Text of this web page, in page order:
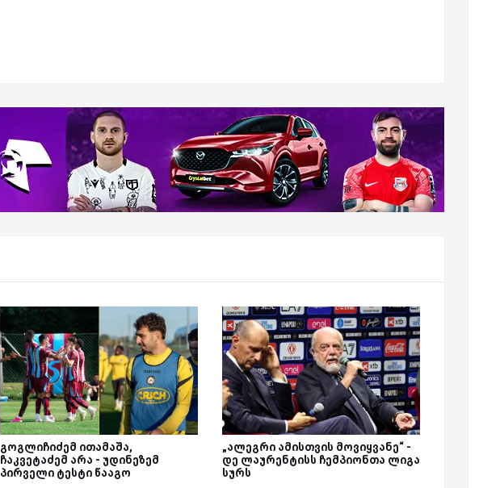
გოგლიჩიძემ ითამაშა,
ჩაკვეტაძემ არა - უდინეზემ
პირველი ტესტი წააგო
„ალეგრი ამისთვის მოვიყვანე“ -
დე ლაურენტისს ჩემპიონთა ლიგა
სურს